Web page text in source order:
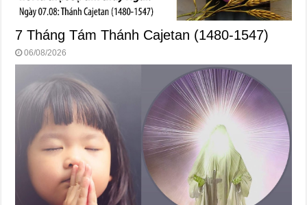
7 Tháng Tám Thánh Cajetan (1480-1547)
06/08/2026